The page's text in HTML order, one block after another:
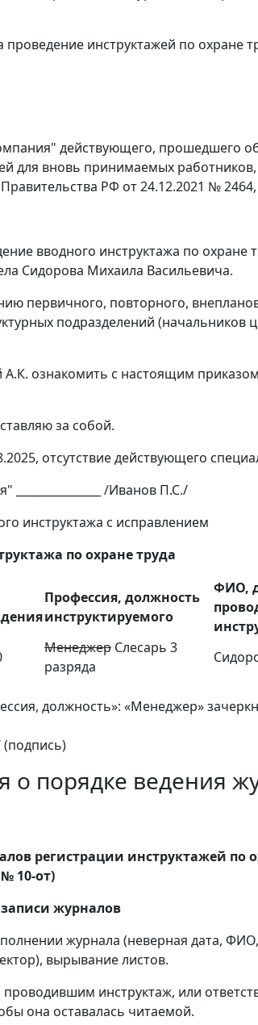
инструктажей по охране
действующего, прошедшего
для вновь принимаемых
РФ от 24.12.2021 № 2464,
вводного инструктажа по
Сидорова Михаила Васильевича.
первичного, повторного,
подразделений
ознакомить с настоящим
за собой.
отсутствие действующего
/Иванов П.С./
инструктажа с исправлением
по охране труда
Профессия, должность
инструктируемого
ФИО,
Менеджер Слесарь 3
разряда
должность»: «Менеджер»
(подпись)
порядке ведения
регистрации инструктажей
10-от)
журналов
журнала (неверная дата,
вырывание листов.
инструктаж, или
она оставалась читаемой.